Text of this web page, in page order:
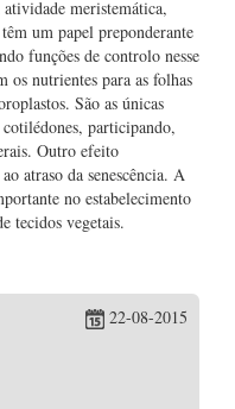
atividade meristemática,
um papel preponderante
funções de controlo nesse
os nutrientes para as folhas
São as únicas
participando,
Outro efeito
atraso da senescência. A
no estabelecimento
tecidos vegetais.
22-08-2015